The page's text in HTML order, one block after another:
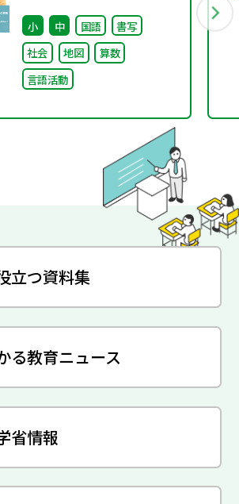
通級指導教室での実践～
コミュニケーション力と
自己肯定感を育てる～
小 中 国語
書写
社会
地図
算数
言語活動
立つ資料集
る教育ニュース
省情報